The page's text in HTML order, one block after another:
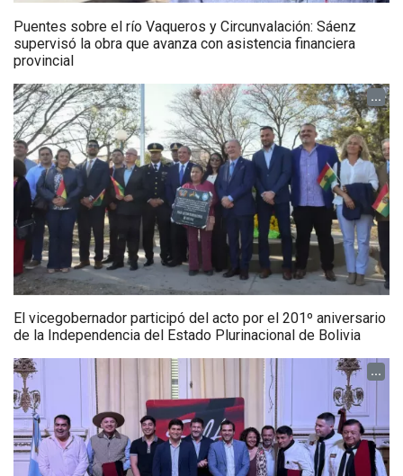
Puentes sobre el río Vaqueros y Circunvalación: Sáenz
supervisó la obra que avanza con asistencia financiera
provincial
...
El vicegobernador participó del acto por el 201º aniversario
de la Independencia del Estado Plurinacional de Bolivia
...